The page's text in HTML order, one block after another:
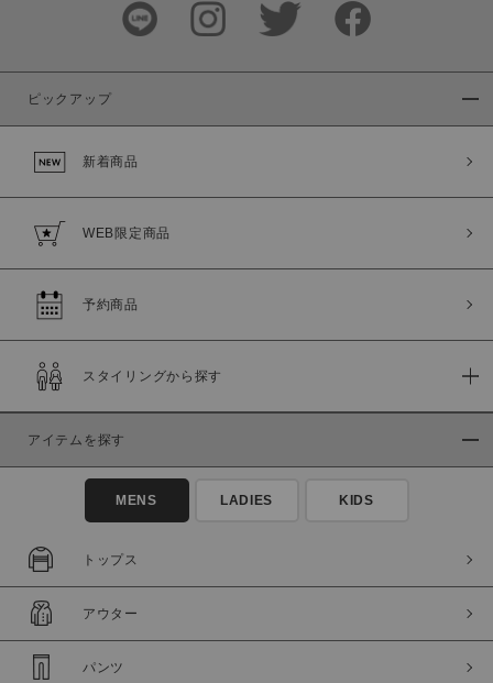
ピックアップ
新着商品
WEB限定商品
予約商品
スタイリングから探す
アイテムを探す
MENS LADIES KIDS
トップス
アウター
パンツ